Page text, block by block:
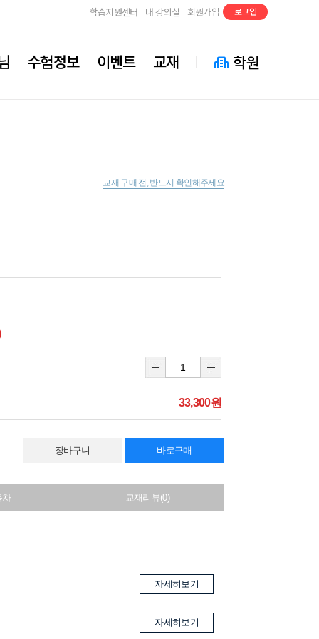
학습지원센터 내 강의실 회원가입 로그인
수험정보 이벤트 교재 학원
교재 구매 전, 반드시 확인해주세요
33,300원
장바구니 바로구매
차 교재리뷰(0)
자세히보기
자세히보기